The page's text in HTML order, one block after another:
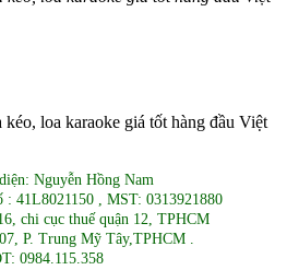
Nguyễn Hồng Nam
41L8021150 , MST: 0313921880
chi cục thuế quận 12, TPHCM
P. Trung Mỹ Tây,TPHCM .
0984.115.358